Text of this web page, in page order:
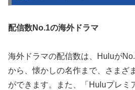
配信数No.1の海外ドラマ
海外ドラマの配信数は、Huluが
から、懐かしの名作まで、さまざ
ができます。また、「Huluプレミ